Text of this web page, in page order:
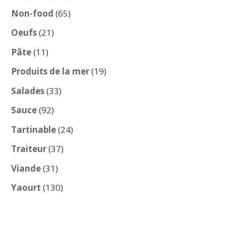
produits
Non-food 6565
Oeufs 2121
Pâte 1111
produits
Produits de la mer 1919
Salades 3333
Sauce 9292
produits
Tartinable 2424
Traiteur 3737
Viande 3131
produits
Yaourt 130130